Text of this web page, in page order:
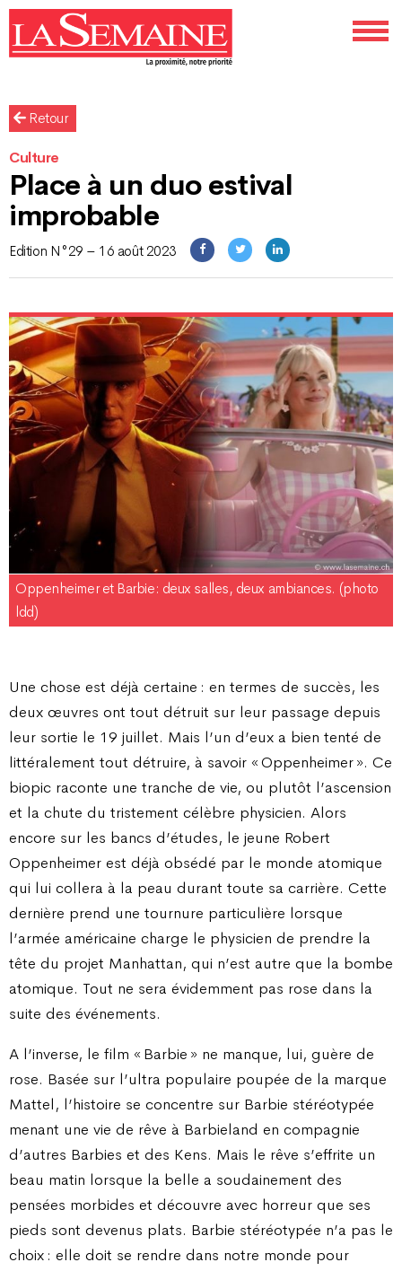
Retour
Culture
Place à un duo estival
improbable
Edition N°29 – 16 août 2023
Oppenheimer et Barbie: deux salles, deux ambiances. (photo
ldd)
Une chose est déjà certaine : en termes de succès, les
deux œuvres ont tout détruit sur leur passage depuis
leur sortie le 19 juillet. Mais l’un d’eux a bien tenté de
littéralement tout détruire, à savoir « Oppenheimer ». Ce
biopic raconte une tranche de vie, ou plutôt l’ascension
et la chute du tristement célèbre physicien. Alors
encore sur les bancs d’études, le jeune Robert
Oppenheimer est déjà obsédé par le monde atomique
qui lui collera à la peau durant toute sa carrière. Cette
dernière prend une tournure particulière lorsque
l’armée américaine charge le physicien de prendre la
tête du projet Manhattan, qui n’est autre que la bombe
atomique. Tout ne sera évidemment pas rose dans la
suite des événements.
A l’inverse, le film « Barbie » ne manque, lui, guère de
rose. Basée sur l’ultra populaire poupée de la marque
Mattel, l’histoire se concentre sur Barbie stéréotypée
menant une vie de rêve à Barbieland en compagnie
d’autres Barbies et des Kens. Mais le rêve s’effrite un
beau matin lorsque la belle a soudainement des
pensées morbides et découvre avec horreur que ses
pieds sont devenus plats. Barbie stéréotypée n’a pas le
choix : elle doit se rendre dans notre monde pour